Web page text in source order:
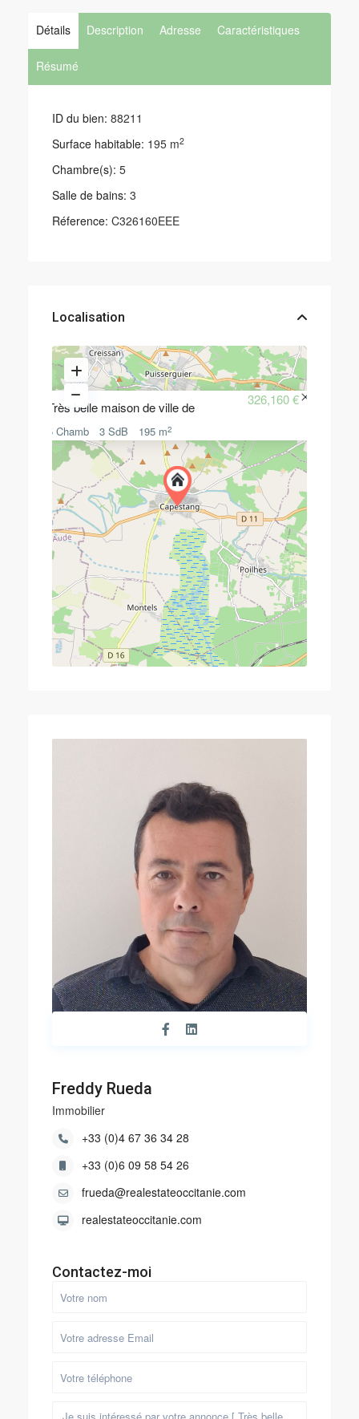
Détails Description Adresse Caractéristiques
Résumé
ID du bien: 88211
Surface habitable: 195 m2
Chambre(s): 5
Salle de bains: 3
Réference: C326160EEE
Localisation
Très belle maison de ville de 326,160 €
5 Chamb 3 SdB 195 m2
Freddy Rueda
Immobilier
+33 (0)4 67 36 34 28
+33 (0)6 09 58 54 26
frueda@realestateoccitanie.com
realestateoccitanie.com
Contactez-moi